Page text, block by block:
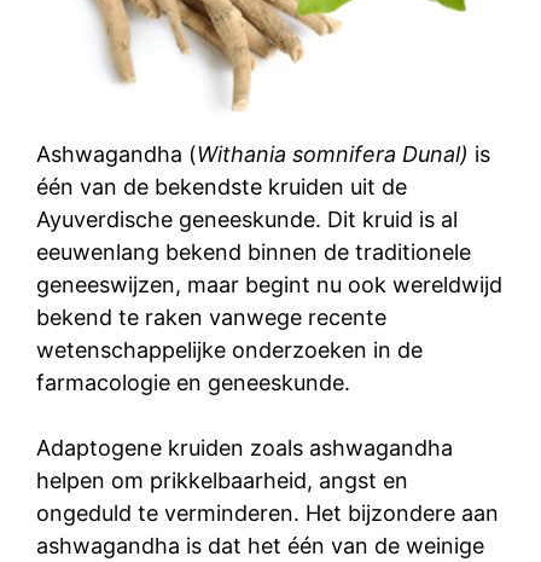
Ashwagandha (Withania somnifera Dunal) is
één van de bekendste kruiden uit de
Ayuverdische geneeskunde. Dit kruid is al
eeuwenlang bekend binnen de traditionele
geneeswijzen, maar begint nu ook wereldwijd
bekend te raken vanwege recente
wetenschappelijke onderzoeken in de
farmacologie en geneeskunde.
Adaptogene kruiden zoals ashwagandha
helpen om prikkelbaarheid, angst en
ongeduld te verminderen. Het bijzondere aan
ashwagandha is dat het één van de weinige